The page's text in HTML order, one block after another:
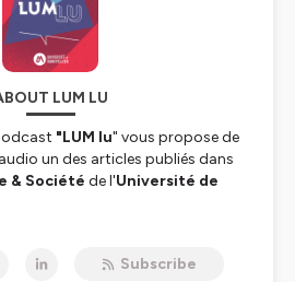
LUM LU
"LUM lu" vous propose de
un des articles publiés dans
& Société de l'Université de
ausha.co/politique-de-
Subscribe